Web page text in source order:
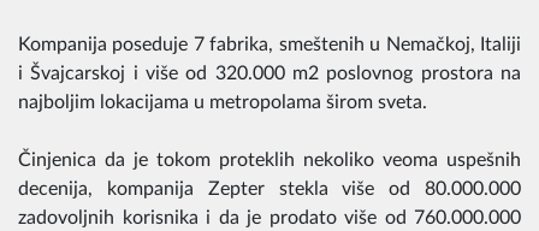
Kompanija poseduje 7 fabrika, smeštenih u Nemačkoj, Italiji
i Švajcarskoj i više od 320.000 m2 poslovnog prostora na
najboljim lokacijama u metropolama širom sveta.
Činjenica da je tokom proteklih nekoliko veoma uspešnih
decenija, kompanija Zepter stekla više od 80.000.000
zadovoljnih korisnika i da je prodato više od 760.000.000